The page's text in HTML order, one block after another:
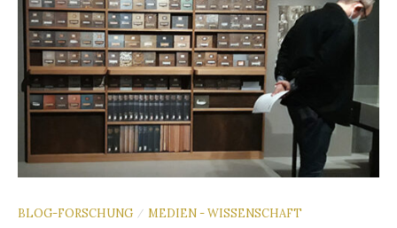
BLOG-FORSCHUNG / MEDIEN - WISSENSCHAFT